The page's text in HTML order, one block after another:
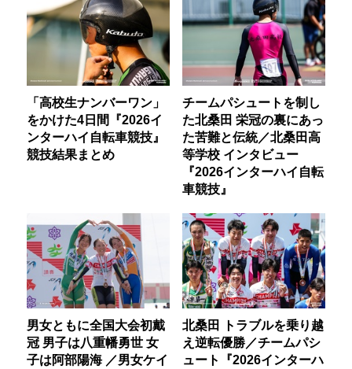
「高校生ナンバーワン」
をかけた4日間『2026イ
ンターハイ自転車競技』
競技結果まとめ
チームパシュートを制し
た北桑田 栄冠の裏にあっ
た苦難と伝統／北桑田高
等学校 インタビュー
『2026インターハイ自転
車競技』
男女ともに全国大会初戴
冠 男子は八重幡勇世 女
子は阿部陽海 ／男女ケイ
北桑田 トラブルを乗り越
え逆転優勝／チームパシ
ュート『2026インターハ